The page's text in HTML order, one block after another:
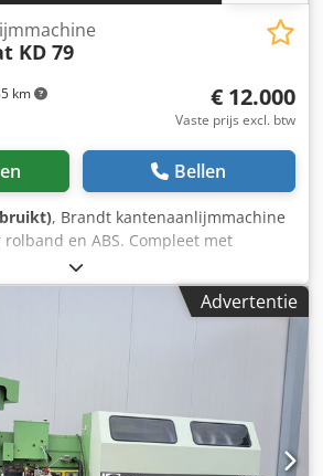
km
KD 79
€ 12.000
Vaste prijs excl. btw
Bellen
, Brandt kantenaanlijmmachine
rolband en ABS. Compleet met
alle profileringseenheden met
Dsdpfx Aoy N Ukiomneck
Advertentie